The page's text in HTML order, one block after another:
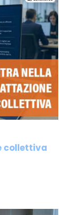
collettiva